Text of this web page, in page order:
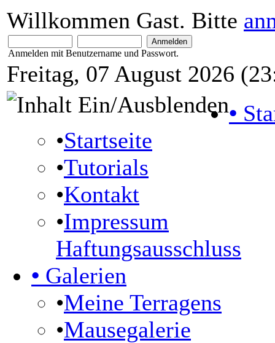
Willkommen Gast. Bitte
Anmelden mit Benutzername und Passwort.
Freitag, 07 August 2026
•
•Startseite
•Tutorials
•Kontakt
•Impressum
Haftungsausschluss
• Galerien
•Meine Terragens
•Mausegalerie